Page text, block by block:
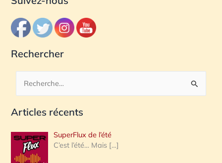
Rechercher
c
e
r
Articles récents
SuperFlux de l’été
C’est l’été… Mais […]